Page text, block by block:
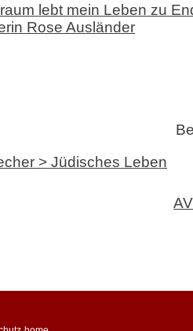
lebt mein Leben zu
Rose Ausländer
> Jüdisches Leben